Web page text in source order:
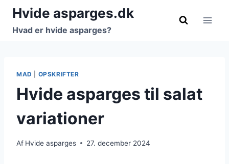
Fortsæt
indhold
Hvide asparges.dk
Hvad er hvide asparges?
MAD OPSKRIFTER
Hvide asparges til salat
variationer
Af Hvide asparges 27. december 2024